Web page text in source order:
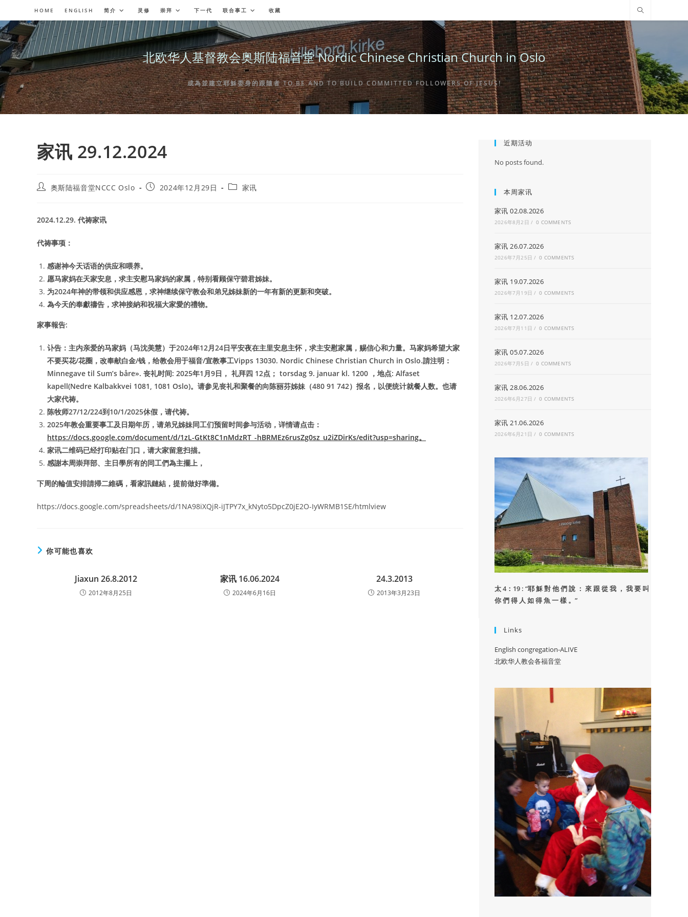
to
content
HOME ENGLISH 简介 灵修 崇拜 下一代 联合事工 收藏
北欧华人基督教会奥斯陆福音堂 Nordic Chinese Christian Church in Oslo
成為並建立耶穌委身的跟隨者 TO BE AND TO BUILD COMMITTED FOLLOWERS OF JESUS!
家讯 29.12.2024
Post奥斯陆福音堂NCCC Oslo
Post2024年12月29日
Post家讯
2024.12.29. 代祷家讯
代祷事项：
感谢神今天话语的供应和喂养。
愿马家妈在天家安息，求主安慰马家妈的家属，特别看顾保守碧君姊妹。
为2024年神的带领和供应感恩，求神继续保守教会和弟兄姊妹新的一年有新的更新和突破。
為今天的奉獻禱告，求神接納和祝福大家愛的禮物。
家事報告:
讣告：主内亲爱的马家妈（马沈美慧）于2024年12月24日平安夜在主里安息主怀，求主安慰家属，赐信心和力量。马家妈希望大家
不要买花/花圈，改奉献白金/钱，给教会用于福音/宣教事工Vipps 13030. Nordic Chinese Christian Church in Oslo.請注明：
Minnegave til Sum’s båre». 丧礼时间: 2025年1月9日， 礼拜四 12点； torsdag 9. januar kl. 1200 ，地点: Alfaset
kapell(Nedre Kalbakkvei 1081, 1081 Oslo)。请参见丧礼和聚餐的向陈丽芬姊妹（480 91 742）报名，以便统计就餐人数。也请
大家代祷。
陈牧师27/12/224到10/1/2025休假，请代祷。
2025年教会重要事工及日期年历，请弟兄姊妹同工们预留时间参与活动，详情请点击：
https://docs.google.com/document/d/1zL-GtKt8C1nMdzRT_-hBRMEz6rusZg0sz_u2iZDirKs/edit?usp=sharing。
家讯二维码已经打印贴在门口，请大家留意扫描。
感謝本周崇拜部、主日學所有的同工們為主擺上，
下周的輪值安排請掃二維碼，看家訊鏈結，提前做好準備。
https://docs.google.com/spreadsheets/d/1NA98iXQjR-iJTPY7x_kNyto5DpcZ0jE2O-IyWRMB1SE/htmlview
你可能也喜欢
Jiaxun 26.8.2012
2012年8月25日
家讯 16.06.2024
2024年6月16日
24.3.2013
2013年3月23日
近期活动
No posts found.
本周家讯
家讯 02.08.2026
2026年8月2日 / 0 COMMENTS
家讯 26.07.2026
2026年7月25日 / 0 COMMENTS
家讯 19.07.2026
2026年7月19日 / 0 COMMENTS
家讯 12.07.2026
2026年7月11日 / 0 COMMENTS
家讯 05.07.2026
2026年7月5日 / 0 COMMENTS
家讯 28.06.2026
2026年6月27日 / 0 COMMENTS
家讯 21.06.2026
2026年6月21日 / 0 COMMENTS
太 4：19 : “耶 穌 對 他 們 說 ： 來 跟 從 我 ， 我 要 叫
你 們 得 人 如 得 魚 一 樣 。”
Links
English congregation-ALIVE
北欧华人教会各福音堂